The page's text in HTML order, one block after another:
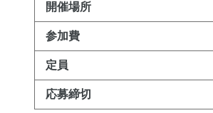
開催場所
参加費
定員
応募締切